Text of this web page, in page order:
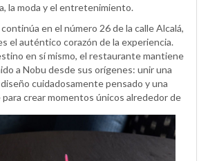
la moda y el entretenimiento.
en el número 26 de la calle Alcalá,
el auténtico corazón de la experiencia.
en sí mismo, el restaurante mantiene
a Nobu desde sus orígenes: unir una
cuidadosamente pensado y una
crear momentos únicos alrededor de